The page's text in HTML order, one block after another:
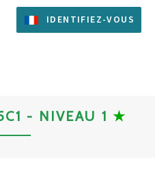
IDENTIFIEZ-VOUS
- NIVEAU 1 ★